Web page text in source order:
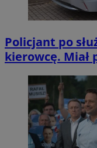
Policjant po
kierowcę. Miał